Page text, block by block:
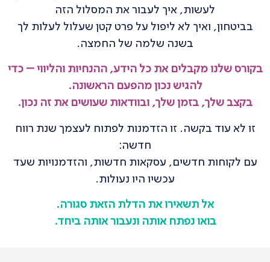
לעשות, איך לעבור את המסלול הזה
בביטחון, ואיך לא ליפול על פרט קטן שעלול לעלות לך
בשנה שלמה של החמצה.
בקורס שלנו מקבלים את כל הידע, ההנחיות והליווי – כדי
להגיש נכון מהפעם הראשונה.
בקצב שלך, בזמן שלך, ובוודאות שעושים את זה נכון.
זו לא עוד בקשה. זו הזדמנות לפתוח לעצמך שנת רווח
חדשה:
עם לקוחות חדשים, עסקאות חדשות, והזדמנויות שעד
עכשיו היו נעולות.
אל תשאירו את הדלת הזאת סגורה.
בואו נפתח אותה ונעבור אותה ביחד.